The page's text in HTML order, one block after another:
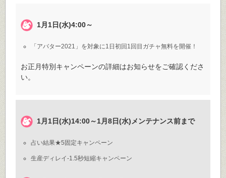
1月1日(水)4:00～
「アバター2021」を対象に1日初回1回目ガチャ無料を開催！
お正月特別キャンペーンの詳細はお知らせをご確認くださ
い。
1月1日(水)14:00～1月8日(水)メンテナンス前まで
占い結果★5固定キャンペーン
生産ディレイ-1.5秒短縮キャンペーン